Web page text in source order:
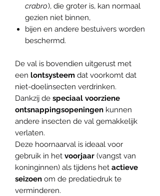
crabro), die groter is, kan normaal
gezien niet binnen,
bijen en andere bestuivers worden
beschermd.
De val is bovendien uitgerust met
een lontsysteem dat voorkomt dat
niet-doelinsecten verdrinken.
Dankzij de speciaal voorziene
ontsnappingsopeningen kunnen
andere insecten de val gemakkelijk
verlaten.
Deze hoornaarval is ideaal voor
gebruik in het voorjaar (vangst van
koninginnen) als tijdens het actieve
seizoen om de predatiedruk te
verminderen.